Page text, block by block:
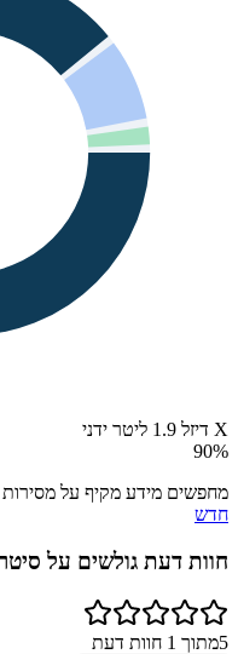
X דיזל 1.9 ליטר ידני
90%
מחפשים מידע מקיף על
חדש
חוות דעת גולשים על
5מתוך 1 חוות דעת